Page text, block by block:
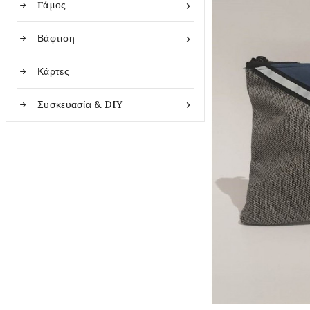

Γάμος

Βάφτιση
Κάρτες

Συσκευασία & DIY